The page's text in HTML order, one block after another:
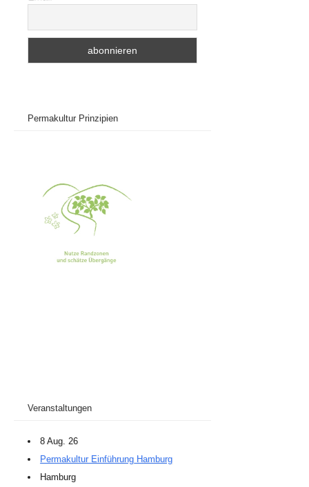
Permakultur Prinzipien
Veranstaltungen
8 Aug. 26
Permakultur Einführung Hamburg
Hamburg